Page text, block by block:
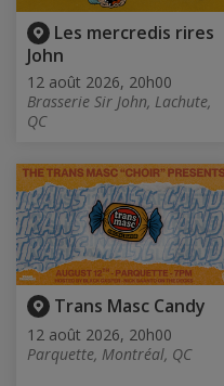
Les mercredis rires
John
12 août 2026, 20h00
Brasserie Sir John, Lachute,
QC
Trans Masc Candy
12 août 2026, 20h00
Parquette, Montréal, QC